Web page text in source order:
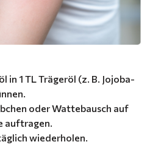
in 1 TL Trägeröl (z. B. Jojoba-
oder Wattebausch auf
auftragen.
wiederholen.